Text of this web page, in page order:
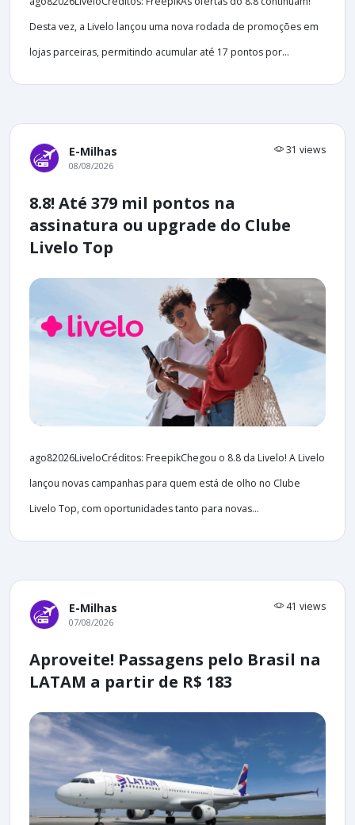
Desta vez, a Livelo lançou uma nova rodada de promoções em
lojas parceiras, permitindo acumular até 17 pontos por...
E-Milhas 31 views
08/08/2026
8.8! Até 379 mil pontos na
assinatura ou upgrade do Clube
Livelo Top
ago82026LiveloCréditos: FreepikChegou o 8.8 da Livelo! A Livelo
lançou novas campanhas para quem está de olho no Clube
Livelo Top, com oportunidades tanto para novas...
E-Milhas 41 views
07/08/2026
Aproveite! Passagens pelo Brasil na
LATAM a partir de R$ 183